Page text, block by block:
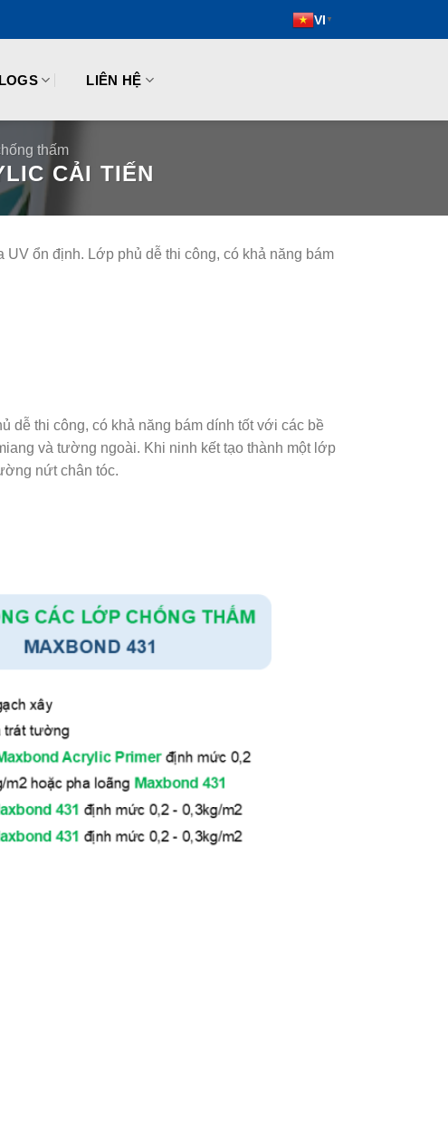
VI ▼
LIÊN HỆ
thấm
CẢI TIẾN
ổn định. Lớp phủ dễ thi công, có khả năng bám
dễ thi công, có khả năng bám dính tốt với các bề
và tường ngoài. Khi ninh kết tạo thành một lớp
nứt chân tóc.